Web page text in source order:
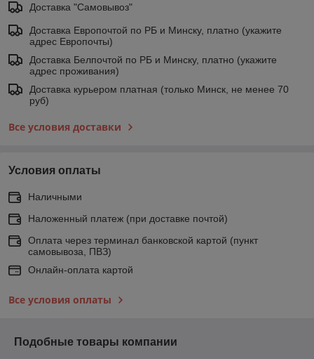
Доставка "Самовывоз"
Доставка Европочтой по РБ и Минску, платно (укажите
адрес Европочты)
Доставка Белпочтой по РБ и Минску, платно (укажите
адрес проживания)
Доставка курьером платная (только Минск, не менее 70
руб)
Все условия доставки
Условия оплаты
Наличными
Наложенный платеж (при доставке почтой)
Оплата через терминал банковской картой (пункт
самовывоза, ПВЗ)
Онлайн-оплата картой
Все условия оплаты
Подобные товары компании